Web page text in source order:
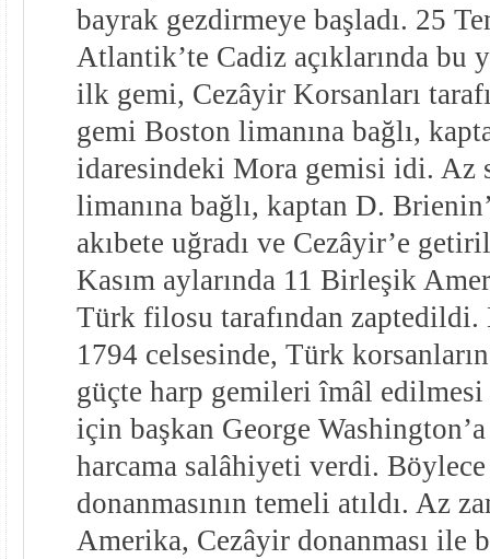
bayrak gezdirmeye başladı. 25
Atlantik’te Cadiz açıklarında bu
ilk gemi, Cezâyir Korsanları
gemi Boston limanına bağlı,
idaresindeki Mora gemisi idi. Az
limanına bağlı, kaptan D.
akıbete uğradı ve Cezâyir’e
Kasım aylarında 11 Birleşik
Türk filosu tarafından
1794 celsesinde, Türk
güçte harp gemileri îmâl edilmesi
için başkan George
harcama salâhiyeti verdi.
donanmasının temeli atıldı. Az
Amerika, Cezâyir donanması ile